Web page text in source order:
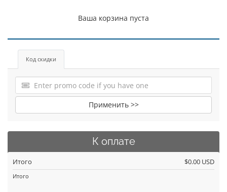
Ваша корзина пуста
Код скидки
Применить >>
К оплате
Итого $0.00 USD
Итого